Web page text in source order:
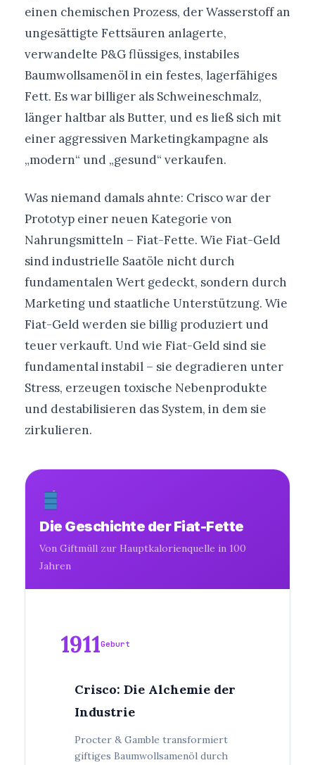
einen chemischen Prozess, der Wasserstoff an
ungesättigte Fettsäuren anlagerte,
verwandelte P&G flüssiges, instabiles
Baumwollsamenöl in ein festes, lagerfähiges
Fett. Es war billiger als Schweineschmalz,
länger haltbar als Butter, und es ließ sich mit
einer aggressiven Marketingkampagne als
„modern“ und „gesund“ verkaufen.
Was niemand damals ahnte: Crisco war der
Prototyp einer neuen Kategorie von
Nahrungsmitteln – Fiat-Fette. Wie Fiat-Geld
sind industrielle Saatöle nicht durch
fundamentalen Wert gedeckt, sondern durch
Marketing und staatliche Unterstützung. Wie
Fiat-Geld werden sie billig produziert und
teuer verkauft. Und wie Fiat-Geld sind sie
fundamental instabil – sie degradieren unter
Stress, erzeugen toxische Nebenprodukte
und destabilisieren das System, in dem sie
zirkulieren.
Die Geschichte der Fiat-Fette
Von Giftmüll zur Hauptkalorienquelle in 100
Jahren
1911Geburt
Crisco: Die Alchemie der
Industrie
Procter & Gamble transformiert
giftiges Baumwollsamenöl durch